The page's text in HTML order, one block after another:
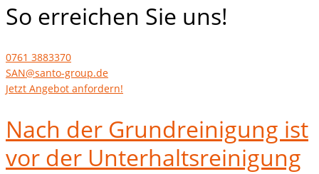
So erreichen Sie uns!
0761 3883370
SAN@santo-group.de
Jetzt Angebot anfordern!
Nach der Grundreinigung ist
vor der Unterhaltsreinigung